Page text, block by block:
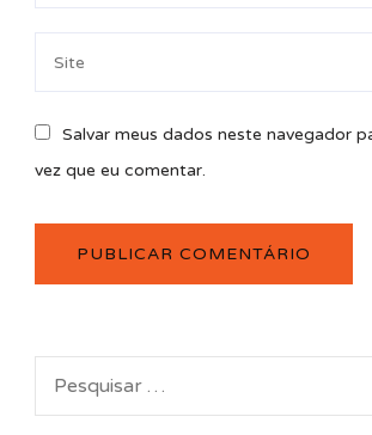
Salvar meus dados neste navegador
vez que eu comentar.